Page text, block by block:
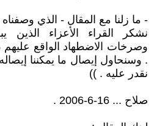
- ما زلنا مع المقال - الذي
نشكر القراء الأعزاء الذين
وصرخات الاضطهاد الواقع عليهم ،
. وسنحاول إيصال ما يمكننا إيصاله
نقدر عليه . ))
صلاح ... 16-6-2006 .